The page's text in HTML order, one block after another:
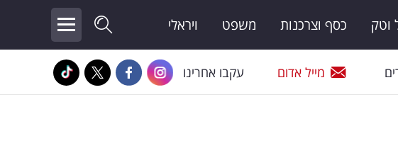
וטק כסף וצרכנות משפט ויראלי
מייל אדום עקבו אחרינו